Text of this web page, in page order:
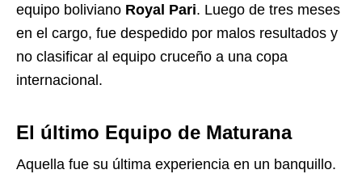
equipo boliviano Royal Pari. Luego de tres meses
en el cargo, fue despedido por malos resultados y
no clasificar al equipo cruceño a una copa
internacional.
El último Equipo de Maturana
Aquella fue su última experiencia en un banquillo.